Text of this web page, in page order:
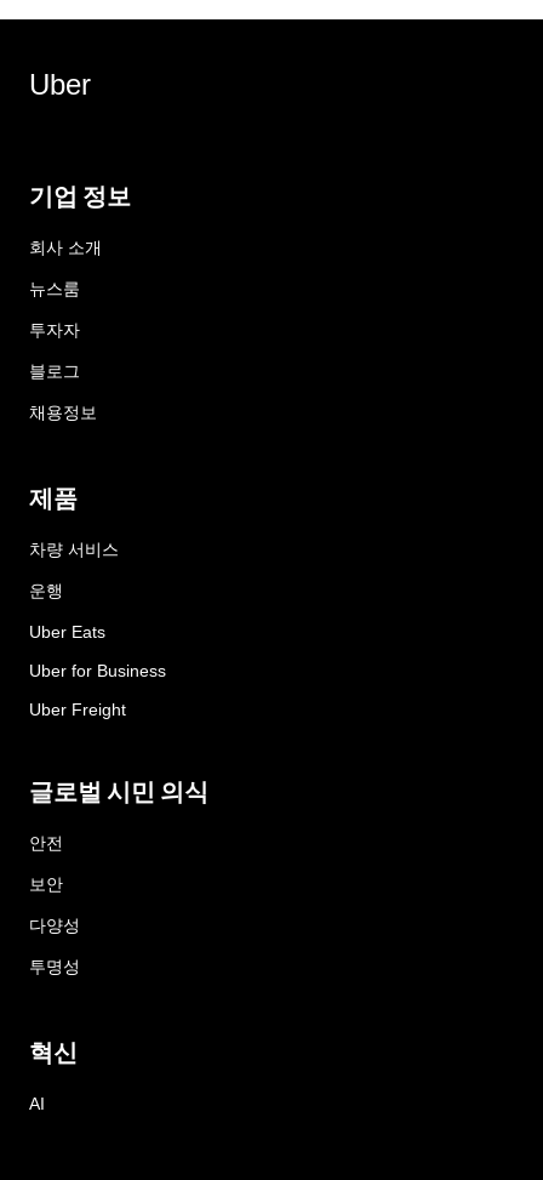
Uber
기업 정보
회사 소개
뉴스룸
투자자
블로그
채용정보
제품
차량 서비스
운행
Uber Eats
Uber for Business
Uber Freight
글로벌 시민 의식
안전
보안
다양성
투명성
혁신
AI